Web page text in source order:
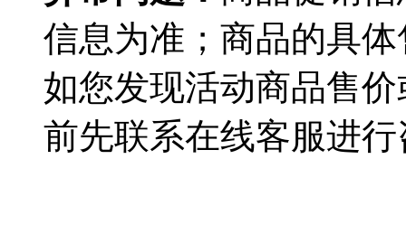
信息为准；商品的具
如您发现活动商品售
前先联系在线客服进